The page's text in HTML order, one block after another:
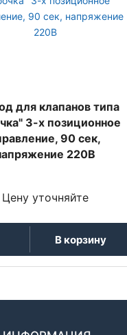
для клапанов типа
3-х позиционное
90 сек,
220В
Цену уточняйте
В корзину